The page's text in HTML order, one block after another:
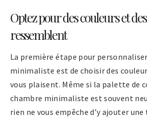
Optez pour des couleurs et
ressemblent
La première étape pour
minimaliste est de choisir des
vous plaisent. Même si la palette de
chambre minimaliste est souvent
rien ne vous empêche d’y ajouter